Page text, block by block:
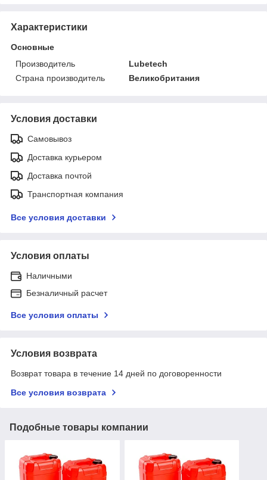
Характеристики
Основные
Производитель
Lubetech
Страна производитель
Великобритания
Условия доставки
Самовывоз
Доставка курьером
Доставка почтой
Транспортная компания
Все условия доставки
Условия оплаты
Наличными
Безналичный расчет
Все условия оплаты
Условия возврата
Возврат товара в течение 14 дней по договоренности
Все условия возврата
Подобные товары компании